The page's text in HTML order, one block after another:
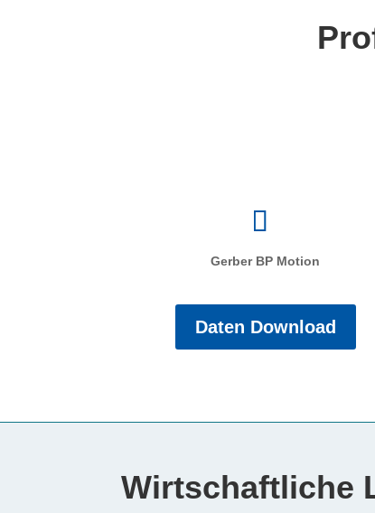
Gerber BP Motion
Daten Download
Wirtschaftliche